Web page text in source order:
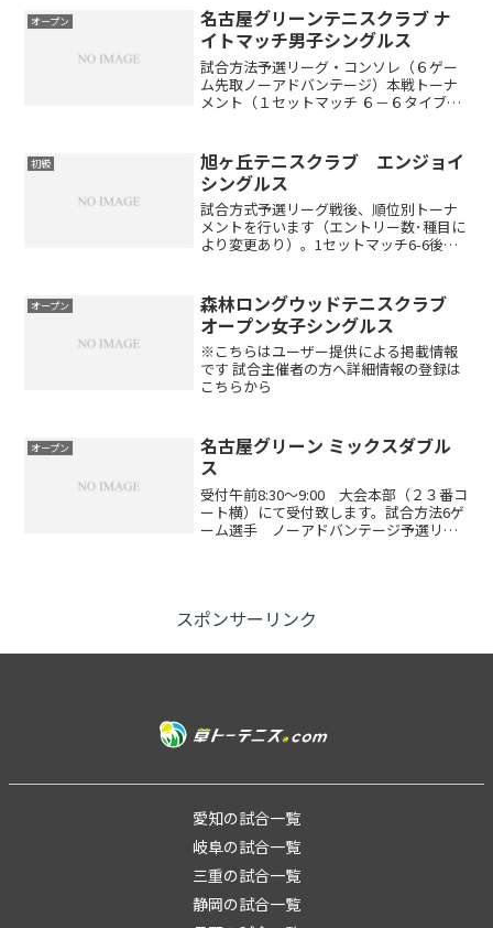
催時間午前8:30～9:00 受付 午前9:00 ル
ール説...
オープン
名古屋グリーンテニスクラブ ナ
イトマッチ男子シングルス
試合方法予選リーグ・コンソレ（６ゲー
ム先取ノーアドバンテージ）本戦トーナ
メント（１セットマッチ ６－６タイブレ
催時間午前8:30～9:00 受付 午前9:00 ル
ール説...
初級
旭ヶ丘テニスクラブ エンジョイ
シングルス
試合方式予選リーグ戦後、順位別トーナ
メントを行います（エントリー数･種目に
より変更あり）。1セットマッチ6-6後タ
初・中級者対象です。旭ヶ丘テニスクラ
ブにおける上級者...
オープン
森林ロングウッドテニスクラブ
オープン女子シングルス
※こちらはユーザー提供による掲載情報
です 試合主催者の方へ詳細情報の登録は
こちらから
オープン
名古屋グリーン ミックスダブル
ス
受付午前8:30～9:00 大会本部（２３番コ
ート横）にて受付致します。試合方法6ゲ
ーム選手 ノーアドバンテージ予選リー
スポンサーリンク
愛知の試合一覧
岐阜の試合一覧
三重の試合一覧
静岡の試合一覧